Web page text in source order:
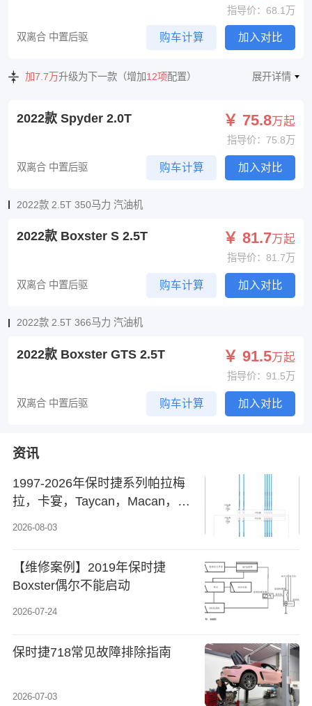
指导价：68.1万
双离合 中置后驱 购车计算 加入对比
加7.7万升级为下一款（增加12项配置） 展开详情
2022款 Spyder 2.0T ￥ 75.8万起
指导价：75.8万
双离合 中置后驱 购车计算 加入对比
2022款 2.5T 350马力 汽油机
2022款 Boxster S 2.5T ￥ 81.7万起
指导价：81.7万
双离合 中置后驱 购车计算 加入对比
2022款 2.5T 366马力 汽油机
2022款 Boxster GTS 2.5T ￥ 91.5万起
指导价：91.5万
双离合 中置后驱 购车计算 加入对比
资讯
1997-2026年保时捷系列帕拉梅
拉，卡宴，Taycan，Macan，
2026-08-03
【维修案例】2019年保时捷
Boxster偶尔不能启动
2026-07-24
保时捷718常见故障排除指南
2026-07-03